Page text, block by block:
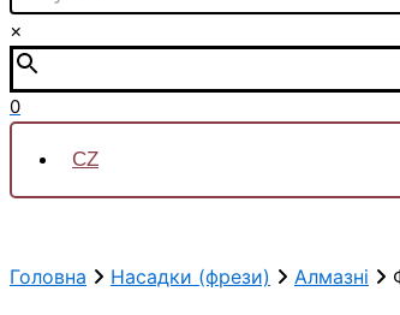
×
0
CZ
Головна Насадки (фрези) Алмазні